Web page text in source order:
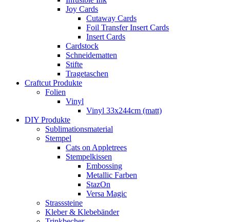
Joy Cards
Cutaway Cards
Foil Transfer Insert Cards
Insert Cards
Cardstock
Schneidematten
Stifte
Tragetaschen
Craftcut Produkte
Folien
Vinyl
Vinyl 33x244cm (matt)
DIY Produkte
Sublimationsmaterial
Stempel
Cats on Appletrees
Stempelkissen
Embossing
Metallic Farben
StazOn
Versa Magic
Strasssteine
Kleber & Klebebänder